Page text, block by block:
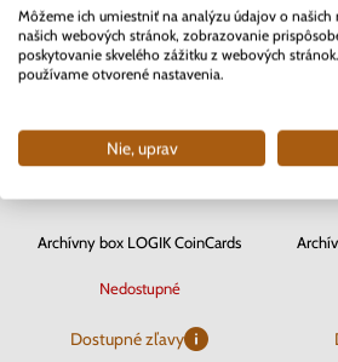
Archívny box LOGIK CoinCards
Nedostupné
Dostupné zľavy
Môžeme ich umiestniť na analýzu údajov o našich
našich webových stránok, zobrazovanie
poskytovanie skvelého zážitku z webových
používame otvorené nastavenia.
Nie, uprav